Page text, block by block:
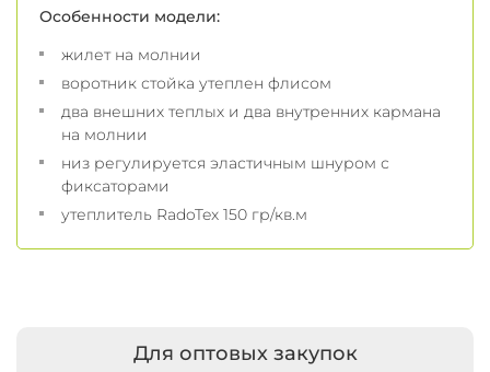
Особенности модели:
жилет на молнии
воротник стойка утеплен флисом
два внешних теплых и два внутренних кармана
на молнии
низ регулируется эластичным шнуром с
фиксаторами
утеплитель RadoTex 150 гр/кв.м
Для оптовых закупок